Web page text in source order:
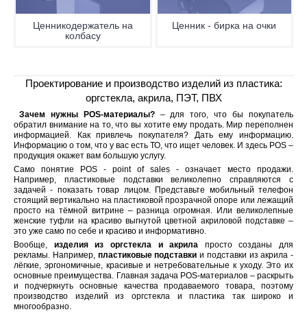
Ценник - бирка на очки
Настольный ценник
Проектирование и производство изделий из пластика:
оргстекла, акрила, ПЭТ, ПВХ
Зачем нужны POS-материалы?– для того, что бы покупатель
обратил внимание на то, что вы хотите ему продать. Мир переполнен
информацией. Как привлечь покупателя? Дать ему информацию.
Информацию о том, что у вас есть ТО, что ищет человек. И здесь POS –
продукция окажет вам большую услугу.
Само понятие POS - point of sales - означает место продажи.
Например, пластиковые подставки великолепно справляются с
задачей - показать товар лицом. Представьте мобильный телефон
стоящий вертикально на пластиковой прозрачной опоре или лежащий
просто на тёмной витрине – разница огромная. Или великолепные
женские туфли на красиво выгнутой цветной акриловой подставке –
это уже само по себе и красиво и информативно.
Вообще, изделия из оргстекла и акрила просто созданы для
рекламы. Например, пластиковые подставки и подставки из акрила -
лёгкие, эргономичные, красивые и нетребовательные к уходу. Это их
основные преимущества. Главная задача POS-материалов – раскрыть
и подчеркнуть основные качества продаваемого товара, поэтому
производство изделий из оргстекла и пластика так широко и
многообразно.